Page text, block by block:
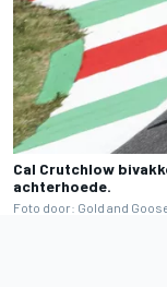
Cal Crutchlow
achterhoede.
Foto door: Gold and